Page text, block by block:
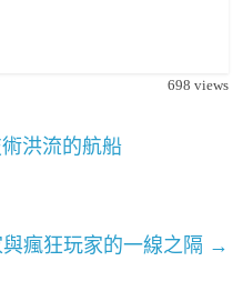
698 views
洪流的航船
瘋狂玩家的一線之隔 →